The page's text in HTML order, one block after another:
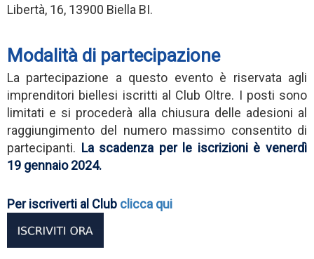
Libertà, 16, 13900 Biella BI.
Modalità di partecipazione
La partecipazione a questo evento è riservata agli
imprenditori biellesi iscritti al Club Oltre. I posti sono
limitati e si procederà alla chiusura delle adesioni al
raggiungimento del numero massimo consentito di
partecipanti. La scadenza per le iscrizioni è venerdì
19 gennaio 2024.
Per iscriverti al Club clicca qui